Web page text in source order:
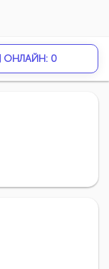
ОНЛАЙН: 0